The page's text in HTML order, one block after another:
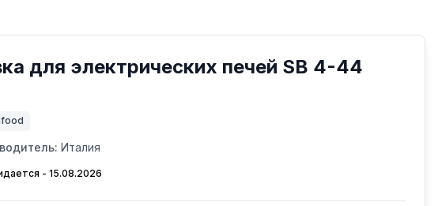
для электрических печей SB 4-44
Италия
- 15.08.2026